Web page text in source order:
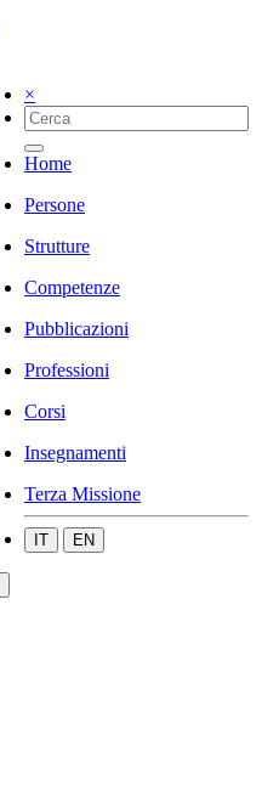
×
Home
Persone
Strutture
Competenze
Pubblicazioni
Professioni
Corsi
Insegnamenti
Terza Missione
IT EN